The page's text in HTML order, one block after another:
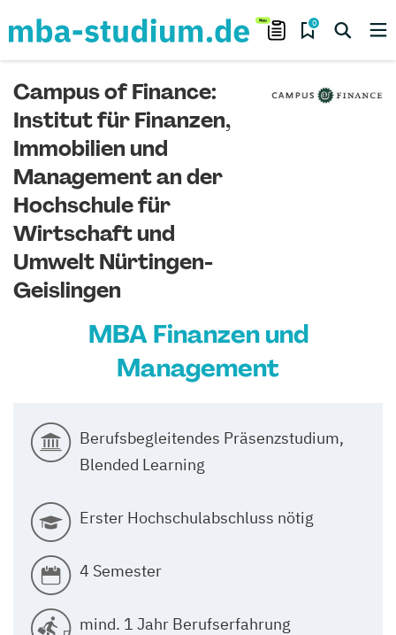
0
Campus of Finance:
Institut für Finanzen,
Immobilien und
Management an der
Hochschule für
Wirtschaft und
Umwelt Nürtingen-
Geislingen
MBA Finanzen und
Management
Berufsbegleitendes Präsenzstudium,
Blended Learning
Erster Hochschulabschluss nötig
4 Semester
mind. 1 Jahr Berufserfahrung